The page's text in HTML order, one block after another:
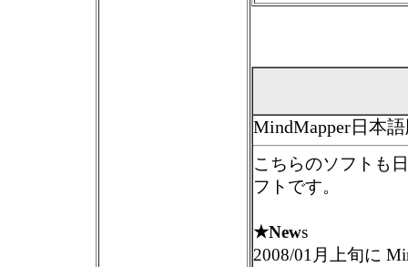
MindMapper日本
こちらのソフトも
フトです。
★News
2008/01月上旬に